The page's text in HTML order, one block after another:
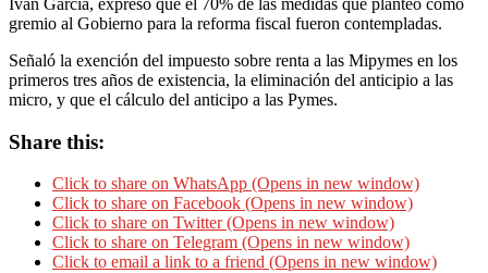
gremio al Gobierno para la reforma fiscal fueron contempladas.
Señaló la exención del impuesto sobre renta a las Mipymes en los
primeros tres años de existencia, la eliminación del anticipio a las
micro, y que el cálculo del anticipo a las Pymes.
Share this:
Click to share on WhatsApp (Opens in new window)
Click to share on Facebook (Opens in new window)
Click to share on Twitter (Opens in new window)
Click to share on Telegram (Opens in new window)
Click to email a link to a friend (Opens in new window)